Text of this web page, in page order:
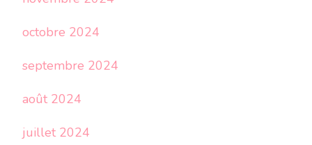
octobre 2024
septembre 2024
août 2024
juillet 2024